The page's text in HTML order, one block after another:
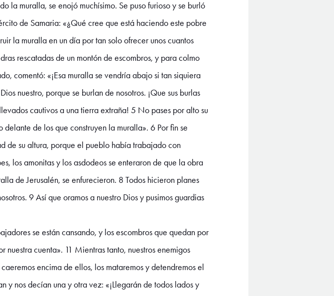
la muralla, se enojó muchísimo. Se puso furioso y se burló
de Samaria: «¿Qué cree que está haciendo este pobre
la muralla en un día por tan solo ofrecer unos cuantos
rescatadas de un montón de escombros, y para colmo
comentó: «¡Esa muralla se vendría abajo si tan siquiera
nuestro, porque se burlan de nosotros. ¡Que sus burlas
cautivos a una tierra extraña! 5 No pases por alto su
de los que construyen la muralla». 6 Por fin se
de su altura, porque el pueblo había trabajado con
los amonitas y los asdodeos se enteraron de que la obra
de Jerusalén, se enfurecieron. 8 Todos hicieron planes
9 Así que oramos a nuestro Dios y pusimos guardias
se están cansando, y los escombros que quedan por
nuestra cuenta». 11 Mientras tanto, nuestros enemigos
encima de ellos, los mataremos y detendremos el
y nos decían una y otra vez: «¡Llegarán de todos lados y